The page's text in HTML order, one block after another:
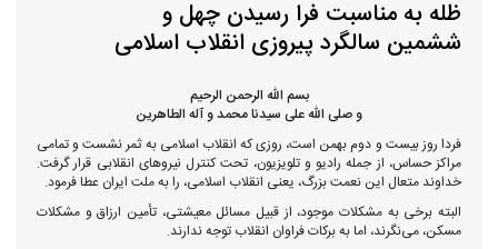
ظله به مناسبت فرا رسیدن چهل و
ششمین سالگرد پیروزی انقلاب اسلامی
بسم الله الرحمن الرحیم
و صلی الله علی سیدنا محمد و آله الطاهرین
فردا روز بیست و دوم بهمن است، روزی که انقلاب اسلامی به ثمر نشست و تمامی
مراکز حساس، از جمله رادیو و تلویزیون، تحت کنترل نیروهای انقلابی قرار گرفت.
خداوند متعال این نعمت بزرگ، یعنی انقلاب اسلامی، را به ملت ایران عطا فرمود.
البته برخی به مشکلات موجود، از قبیل مسائل معیشتی، تأمین ارزاق و مشکلات
مسکن، می‌نگرند، اما به برکات فراوان انقلاب توجه ندارند.